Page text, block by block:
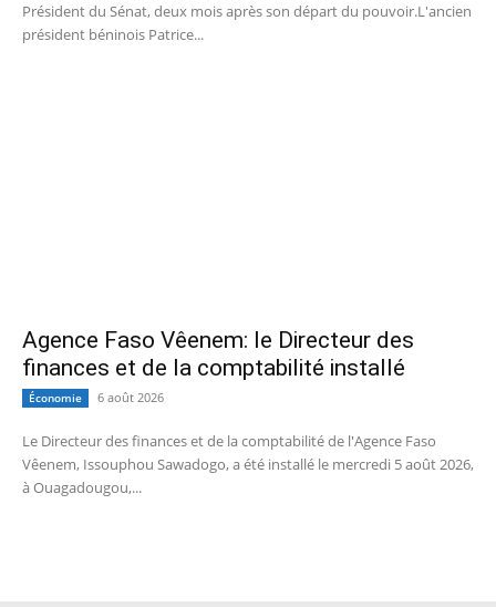
Président du Sénat, deux mois après son départ du pouvoir.L'ancien
président béninois Patrice...
Agence Faso Vêenem: le Directeur des
finances et de la comptabilité installé
Économie 6 août 2026
Le Directeur des finances et de la comptabilité de l'Agence Faso
Vêenem, Issouphou Sawadogo, a été installé le mercredi 5 août 2026,
à Ouagadougou,...